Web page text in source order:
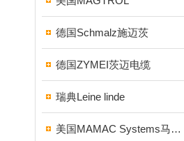
德国Schmalz施迈茨
德国ZYMEI茨迈电缆
瑞典Leine linde
美国MAMAC Systems马麦克